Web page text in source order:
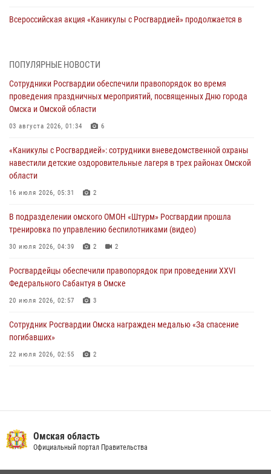
Всероссийская акция «Каникулы с Росгвардией» продолжается в
тренировка по управлению беспилотниками (видео)
30 июля 2026, 04:39 2
Росгвардия обеспечила безопасность уникального передвижного
29 июля 2026, 01:49
Росгвардейцы приняли участие в крестном ходе в День крещения
Руси в Омске
При содействии спецназа Росгвардии пресечены нарушения
миграционного законодательства в Омске (видео)
ПОПУЛЯРНЫЕ НОВОСТИ
Сотрудники Росгвардии обеспечили правопорядок во время
проведения праздничных мероприятий, посвященных Дню города
Омска и Омской области
03 августа 2026, 01:34 6
«Каникулы с Росгвардией»: сотрудники вневедомственной охраны
навестили детские оздоровительные лагеря в трех районах Омской
области
16 июля 2026, 05:31 2
В подразделении омского ОМОН «Штурм» Росгвардии прошла
тренировка по управлению беспилотниками (видео)
30 июля 2026, 04:39 2 2
Росгвардейцы обеcпечили правопорядок при проведении XXVI
Федерального Сабантуя в Омске
20 июля 2026, 02:57 3
Сотрудник Росгвардии Омска награжден медалью «За спасение
погибавших»
22 июля 2026, 02:55 2
Росгвардия обеспечила безопасность уникального передвижного
музея «Поезд Победы» в Омске
Омская область
Официальный портал Правительства